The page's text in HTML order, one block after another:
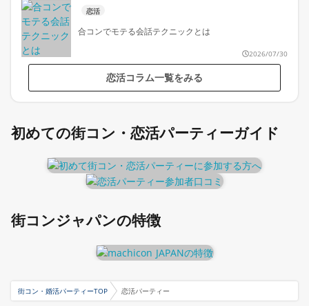
恋活
合コンでモテる会話テクニックとは
2026/07/30
恋活コラム一覧をみる
初めての街コン・恋活パーティーガイド
街コンジャパンの特徴
街コン・婚活パーティーTOP 恋活パーティー